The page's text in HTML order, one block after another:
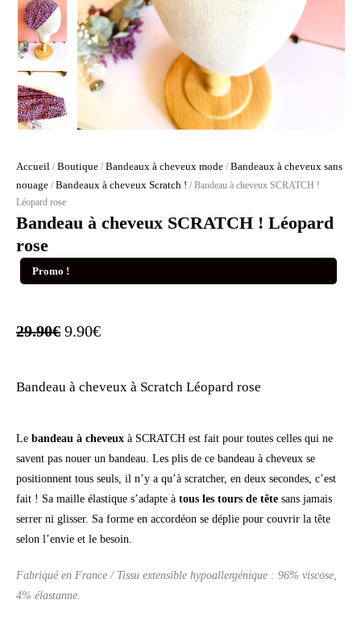
Accueil / Boutique / Bandeaux à cheveux mode / Bandeaux à cheveux sans
nouage / Bandeaux à cheveux Scratch ! / Bandeau à cheveux SCRATCH !
Léopard rose
Bandeau à cheveux SCRATCH ! Léopard
rose
Promo !
29.90€ Le
initial
29.90€.
9.90€Le
actuel
9.90€.
Bandeau à cheveux à Scratch Léopard rose
Le bandeau à cheveux à SCRATCH est fait pour toutes celles qui ne
savent pas nouer un bandeau. Les plis de ce bandeau à cheveux se
positionnent tous seuls, il n’y a qu’à scratcher, en deux secondes, c’est
fait ! Sa maille élastique s’adapte à tous les tours de tête sans jamais
serrer ni glisser. Sa forme en accordéon se déplie pour couvrir la tête
selon l’envie et le besoin.
Fabriqué en France / Tissu extensible hypoallergénique : 96% viscose,
4% élastanne.